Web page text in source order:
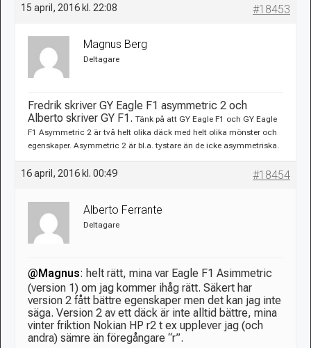
15 april, 2016 kl. 22:08 #18453
Magnus Berg
Deltagare
Fredrik skriver GY Eagle F1 asymmetric 2 och
Alberto skriver GY F1. Tänk på att GY Eagle F1 och GY Eagle
F1 Asymmetric 2 är två helt olika däck med helt olika mönster och
egenskaper. Asymmetric 2 är bl.a. tystare än de icke asymmetriska.
16 april, 2016 kl. 00:49 #18454
Alberto Ferrante
Deltagare
@Magnus: helt rätt, mina var Eagle F1 Asimmetric
(version 1) om jag kommer ihåg rätt. Säkert har
version 2 fått bättre egenskaper men det kan jag inte
säga. Version 2 av ett däck är inte alltid bättre, mina
vinter friktion Nokian HP r2 t ex upplever jag (och
andra) sämre än föregångare “r”.